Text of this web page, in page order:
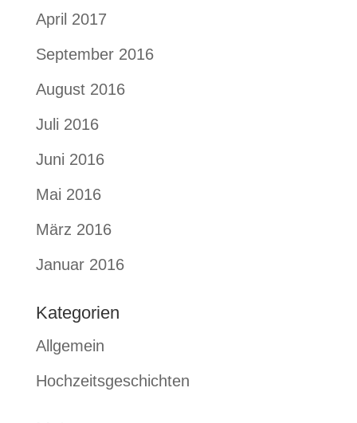
April 2017
September 2016
August 2016
Juli 2016
Juni 2016
Mai 2016
März 2016
Januar 2016
Kategorien
Allgemein
Hochzeitsgeschichten